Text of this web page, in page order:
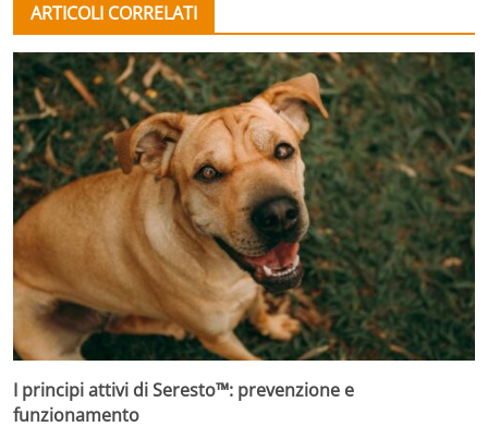
ARTICOLI CORRELATI
I principi attivi di Seresto™: prevenzione e
funzionamento